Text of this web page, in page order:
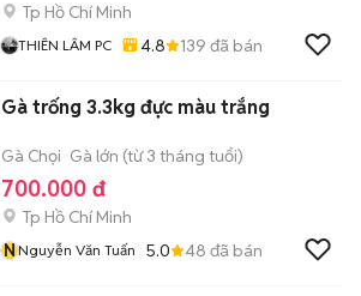
Tp Hồ Chí Minh
THIÊN LÂM PC 4.8 139 đã bán
Gà trống 3.3kg đực màu trắng
Gà Chọi Gà lớn (từ 3 tháng tuổi)
700.000 đ
Tp Hồ Chí Minh
NNguyễn Văn Tuấn 5.0 48 đã bán